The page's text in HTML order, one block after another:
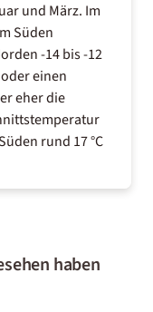
und März. Im
Süden
-14 bis -12
einen
eher die
rund 17 °C
haben